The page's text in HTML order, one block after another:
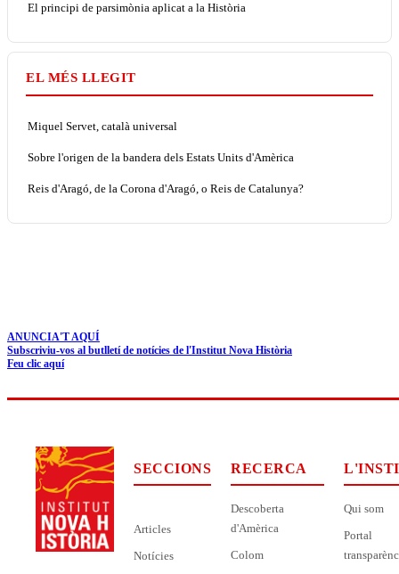
El principi de parsimònia aplicat a la Història
EL MÉS LLEGIT
Miquel Servet, català universal
Sobre l'origen de la bandera dels Estats Units d'Amèrica
Reis d'Aragó, de la Corona d'Aragó, o Reis de Catalunya?
ANUNCIA'T AQUÍ
Subscriviu-vos al butlletí de notícies de l'Institut Nova Història
Feu clic aquí
SECCIONS
Articles
Notícies
RECERCA
Descoberta
d'Amèrica
Colom
Qui som
Portal